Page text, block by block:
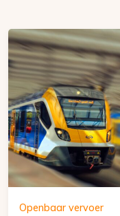
Openbaar vervoer